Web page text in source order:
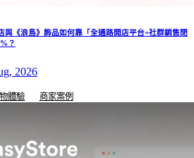
與《浪島》飾品如何靠「全通路開店平台+社群銷售閉
？
2026
體驗 商家案例